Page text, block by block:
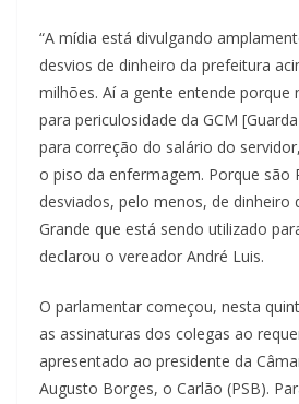
“A mídia está divulgando
desvios de dinheiro da prefeitura
milhões. Aí a gente entende porque
para periculosidade da GCM
para correção do salário do
o piso da enfermagem. Porque são
desviados, pelo menos, de dinheiro
Grande que está sendo utilizado
declarou o vereador André Luis.
O parlamentar começou, nesta
as assinaturas dos colegas ao
apresentado ao presidente da
Augusto Borges, o Carlão (PSB).